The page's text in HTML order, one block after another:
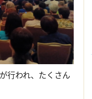
行われ、たくさん